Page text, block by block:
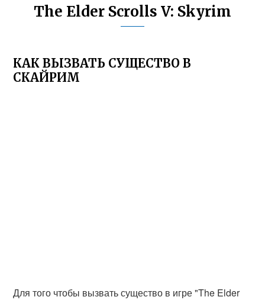
The Elder Scrolls V: Skyrim
КАК ВЫЗВАТЬ СУЩЕСТВО В
СКАЙРИМ
Для того чтобы вызвать существо в игре "The Elder